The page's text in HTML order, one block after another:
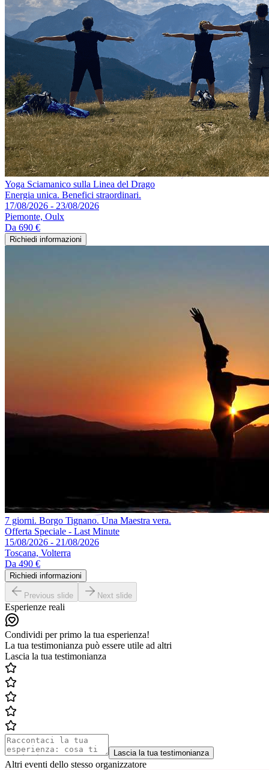
Yoga Sciamanico sulla Linea del Drago
Energia unica. Benefici straordinari.
17/08/2026 - 23/08/2026
Piemonte, Oulx
Da 690 €
Richiedi informazioni
7 giorni. Borgo Tignano. Una Maestra vera.
Offerta Speciale - Last Minute
15/08/2026 - 21/08/2026
Toscana, Volterra
Da 490 €
Richiedi informazioni
Previous slide Next slide
Esperienze reali
Condividi per primo la tua esperienza!
La tua testimonianza può essere utile ad altri
Lascia la tua testimonianza
Lascia la tua testimonianza
Altri eventi dello stesso organizzatore